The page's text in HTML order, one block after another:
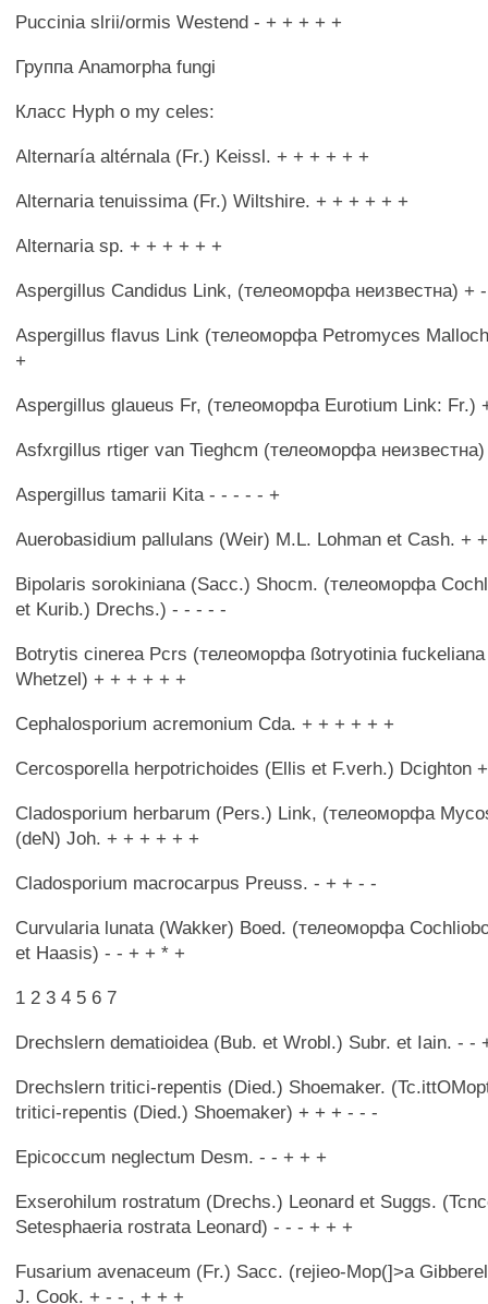
Puccinia slrii/ormis Westend - + + + + +
Группа Anamorpha fungi
Класс Hyph о my celes:
Alternaría altérnala (Fr.) Keissl. + + + + + +
Alternaria tenuissima (Fr.) Wiltshire. + + + + + +
Alternaria sp. + + + + + +
Aspergillus Candidus Link, (телеоморфа неизвестна) +
Aspergillus flavus Link (телеоморфа Petromyces
+
Aspergillus glaueus Fr, (телеоморфа Eurotium Link: Fr.)
Asfxrgillus rtiger van Tieghcm (телеоморфа
Aspergillus tamarii Kita - - - - - +
Auerobasidium pallulans (Weir) M.L. Lohman et Cash. +
Bipolaris sorokiniana (Sacc.) Shocm. (телеоморфа
et Kurib.) Drechs.) - - - - -
Botrytis cinerea Pcrs (телеоморфа ßotryotinia
Whetzel) + + + + + +
Cephalosporium acremonium Cda. + + + + + +
Cercosporella herpotrichoides (Ellis et F.verh.) Dcighton
Cladosporium herbarum (Pers.) Link, (телеоморфа
(deN) Joh. + + + + + +
Cladosporium macrocarpus Preuss. - + + - -
Curvularia lunata (Wakker) Boed. (телеоморфа
et Haasis) - - + + * +
1 2 3 4 5 6 7
Drechslern dematioidea (Bub. et Wrobl.) Subr. et Iain. - -
Drechslern tritici-repentis (Died.) Shoemaker.
tritici-repentis (Died.) Shoemaker) + + + - - -
Epicoccum neglectum Desm. - - + + +
Exserohilum rostratum (Drechs.) Leonard et Suggs.
Setesphaeria rostrata Leonard) - - - + + +
Fusarium avenaceum (Fr.) Sacc. (rejieo-Mop(]>a
J. Cook. + - - , + + +